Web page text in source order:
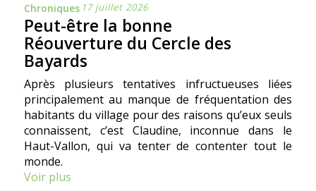
Chroniques 17 juillet 2026
Peut-être la bonne
Réouverture du Cercle des
Bayards
Après plusieurs tentatives infructueuses liées
principalement au manque de fréquentation des
habitants du village pour des raisons qu’eux seuls
connaissent, c’est Claudine, inconnue dans le
Haut-Vallon, qui va tenter de contenter tout le
monde.
Voir plus